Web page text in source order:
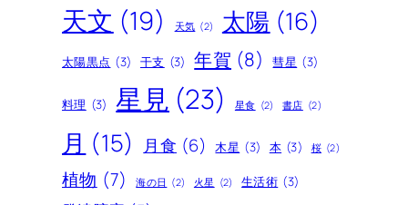
天文 (19) 天気 (2) 太陽 (16)
太陽黒点 (3) 干支 (3) 年賀 (8) 彗星 (3)
料理 (3) 星見 (23) 星食 (2) 書店 (2)
月 (15) 月食 (6) 木星 (3) 本 (3) 桜 (2)
植物 (7) 海の日 (2) 火星 (2) 生活術 (3)